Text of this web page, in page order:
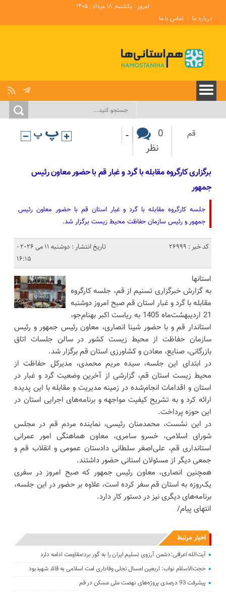
امروز : یکشنبه, ۱۸ مرداد , ۱۴۰۵
درباره ما
تماس با ما
قم
0
نظر
-
برگزاری کارگروه مقابله با گرد و غبار قم با حضور معاون رئیس‌
جمهور
جلسه کارگروه مقابله با گرد و غبار استان قم با حضور معاون رئیس‌
جمهور و رئیس سازمان حفاظت محیط زیست برگزار شد.
کد خبر : 26999
تاریخ انتشار : دوشنبه 11 می 2026 -
16:15
استانها
به گزارش خبرگزاری تسنیم از قم، جلسه کارگروه
مقابله با گرد و غبار استان قم صبح امروز دوشنبه
21 اردیبهشت‌ماه 1405 به ریاست اکبر بهنام‌جو،
استاندار قم و با حضور شینا انصاری، معاون رئیس‌ جمهور و رئیس
سازمان حفاظت از محیط زیست کشور در سالن جلسات اتاق
بازرگانی، صنایع، معادن و کشاورزی استان قم برگزار شد.
در ابتدای این جلسه، سیده مریم محمدی، مدیرکل حفاظت از
محیط زیست استان قم، گزارشی از آخرین وضعیت گرد و غبار در
استان و اقدامات انجام‌شده در زمینه مدیریت و مقابله با این پدیده
ارائه کرد و به تشریح کیفیت مواجهه و برنامه‌های اجرایی استان در
این حوزه پرداخت.
در این نشست، محمدمنان رئیسی، نماینده مردم قم در مجلس
شورای اسلامی، خسرو سامری، معاون هماهنگی امور عمرانی
استانداری قم، علی‌اصغر سلطانی دادستان عمومی و انقلاب قم و
جمعی دیگر از مسئولان استانی حضور داشتند.
همچنین انصاری، معاون رئیس‌ جمهور که صبح امروز در سفری
یک‌روزه به استان قم سفر کرده است، علاوه بر حضور در این جلسه،
برنامه‌های دیگری نیز در دستور کار دارد.
انتهای پیام/
اخبار مرتبط
آیت‌الله اعرافی:دشمن آرزوی تسلیم ایران را به گور برد؛مقاومت ادامه دارد
حجت‌الاسلام نواب: اربعین امسال تجلی وفاداری امت اسلامی به قائد شهیدبود
پیشرفت 93 درصدی پروژه‌های نهضت ملی مسکن در قم